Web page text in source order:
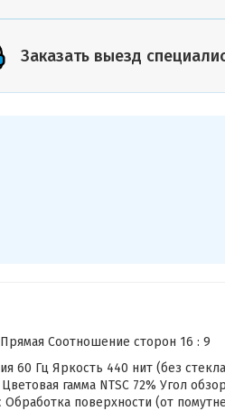
Заказать выезд
Соотношение сторон 16 : 9
60 Гц Яркость 440 нит (без
гамма NTSC 72% Угол
поверхности (от